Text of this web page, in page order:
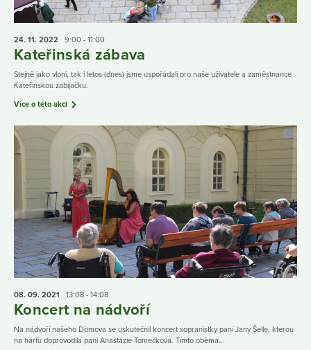
24. 11. 2022 9:00 - 11:00
Kateřinská zábava
Stejně jako vloni, tak i letos (dnes) jsme uspořádali pro naše uživatele a zaměstnance
Kateřinskou zabijačku.
Více o této akci
08. 09. 2021 13:08 - 14:08
Koncert na nádvoří
Na nádvoří našeho Domova se uskutečnil koncert sopranistky paní Jany Šelle, kterou
na harfu doprovodila paní Anastázie Tomečková. Tímto oběma...